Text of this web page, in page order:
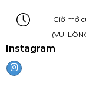
Giờ mở cửa:
(VUI LÒNG
Instagram